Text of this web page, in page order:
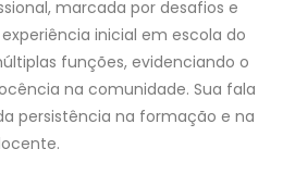
marcada por desafios e
inicial em escola do
funções, evidenciando o
na comunidade. Sua fala
persistência na formação e na